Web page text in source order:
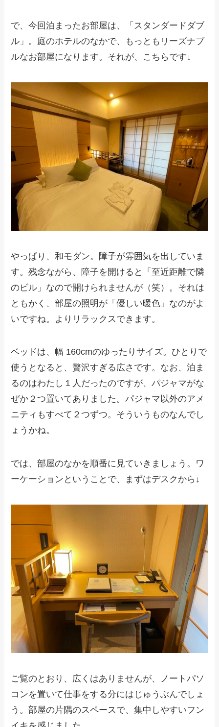
で、今回泊まったお部屋は、「スタンダードダブ
ル」。庭のホテルのなかで、もっともリーズナブ
ルなお部屋になります。それが、こちらです↓
やっぱり、和モダン。障子が雰囲気を出していま
す。残念ながら、障子を開けると「至近距離で隣
のビル」なので開けられませんが（笑）。それは
ともかく、部屋の照明が「優しい暖色」なのがよ
いですね。よりリラックスできます。
ベッドは、幅 160cmのゆったりサイズ。ひとりで
使うとなると、贅沢すぎる広さです。なお、泊ま
るのはわたし１人だったのですが、パジャマがな
ぜか２つ置いてありました。パジャマ以外のアメ
ニティもすべて２つずつ。そういうものなんでし
ょうかね。
では、部屋のなかを順番に見ていきましょう。ワ
ーケーションということで、まずはデスクから↓
ご覧のとおり、広くはありませんが、ノートパソ
コンを置いて仕事をする分にはじゅうぶんでしょ
う。部屋の片隅のスペースで、集中しやすいフン